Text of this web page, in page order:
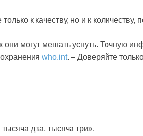
к качеству, но и к количеству,
они могут мешать уснуть. Точную
who.int. – Доверяйте только
два, тысяча три».